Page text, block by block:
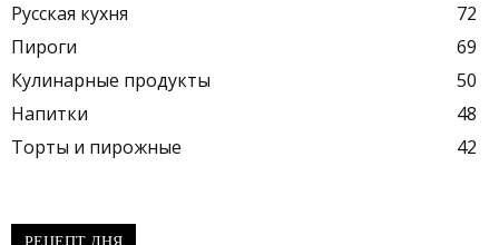
Русская кухня
72
Пироги
69
Кулинарные продукты
50
Напитки
48
Торты и пирожные
42